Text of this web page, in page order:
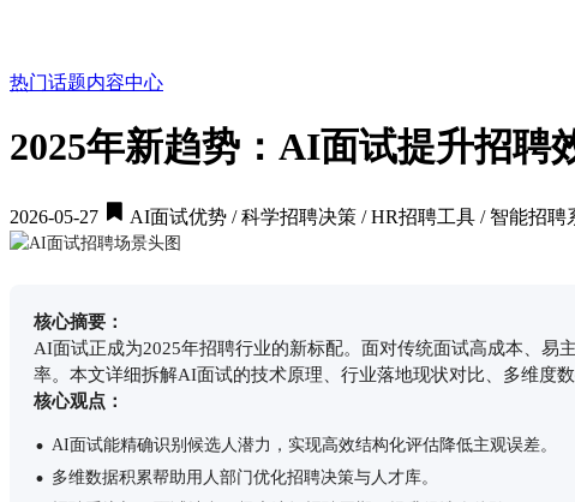
热门话题内容中心
2025年新趋势：AI面试提升招聘
2026-05-27 AI面试优势 / 科学招聘决策 / HR招聘工具 / 智能招聘
核心摘要：
AI面试正成为2025年招聘行业的新标配。面对传统面试高成本、
率。本文详细拆解AI面试的技术原理、行业落地现状对比、多维度
核心观点：
· AI面试能精确识别候选人潜力，实现高效结构化评估降低主观误差。
· 多维数据积累帮助用人部门优化招聘决策与人才库。